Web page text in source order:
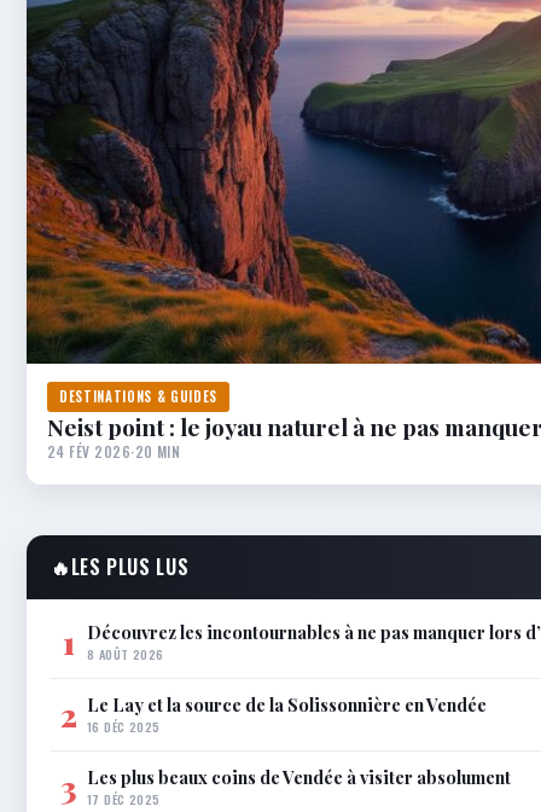
DESTINATIONS & GUIDES
Neist point : le joyau naturel à ne pas
24 FÉV 2026·20 MIN
🔥LES PLUS LUS
1 Découvrez les incontournables à ne pas manquer lors
8 AOÛT 2026
2 Le Lay et la source de la Solissonnière en Vendée
16 DÉC 2025
3 Les plus beaux coins de Vendée à visiter absolument
17 DÉC 2025